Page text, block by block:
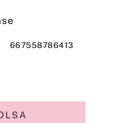
667558786413